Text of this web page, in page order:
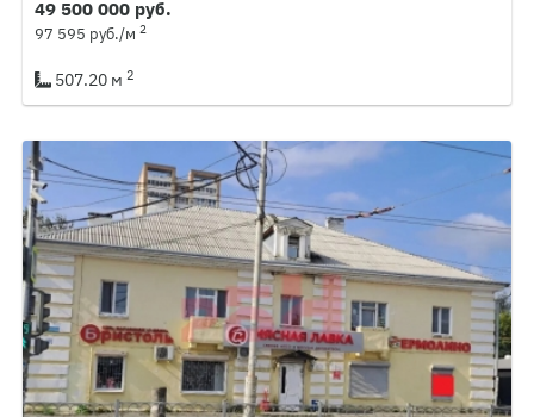
49 500 000 руб.
97 595 руб./м 2
507.20 м 2